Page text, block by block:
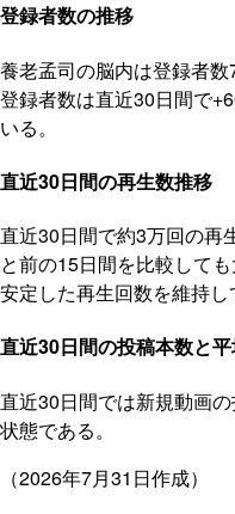
登録者数の推移
養老孟司の脳内は登録者数
登録者数は直近30日間で
いる。
直近30日間の再生数推移
直近30日間で約3万回の再
と前の15日間を比較して
安定した再生回数を維持し
直近30日間の投稿本数と
直近30日間では新規動画
状態である。
（2026年7月31日作成）